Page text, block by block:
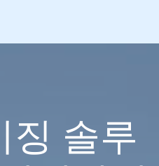
징 솔루